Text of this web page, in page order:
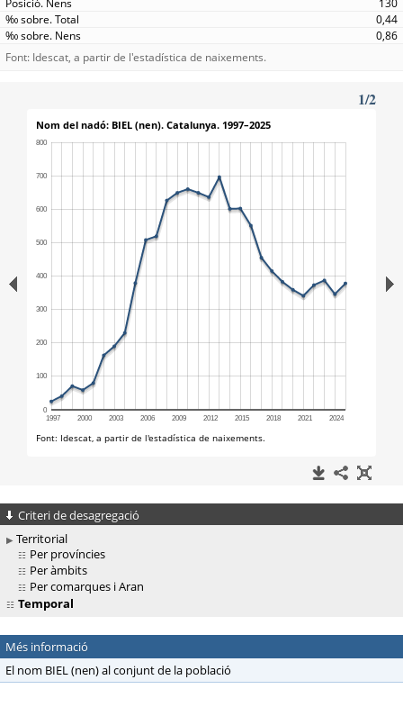
130
0,44
0,86
Font: Idescat, a partir de l'estadística de naixements.
Criteri de desagregació
Territorial
Per províncies
Per àmbits
Per comarques i Aran
Temporal
Més informació
El nom BIEL (nen) al conjunt de la població